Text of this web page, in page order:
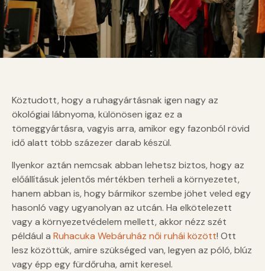
Köztudott, hogy a ruhagyártásnak igen nagy az
ökológiai lábnyoma, különösen igaz ez a
tömeggyártásra, vagyis arra, amikor egy fazonból rövid
idő alatt több százezer darab készül.
Ilyenkor aztán nemcsak abban lehetsz biztos, hogy az
előállításuk jelentős mértékben terheli a környezetet,
hanem abban is, hogy bármikor szembe jöhet veled egy
hasonló vagy ugyanolyan az utcán. Ha elkötelezett
vagy a környezetvédelem mellett, akkor nézz szét
például a Ruhacuka Webáruház női ruhái között! Ott
lesz közöttük, amire szükséged van, legyen az póló, blúz
vagy épp egy fürdőruha, amit keresel.